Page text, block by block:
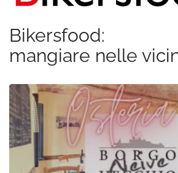
Bikersfood:
mangiare nelle